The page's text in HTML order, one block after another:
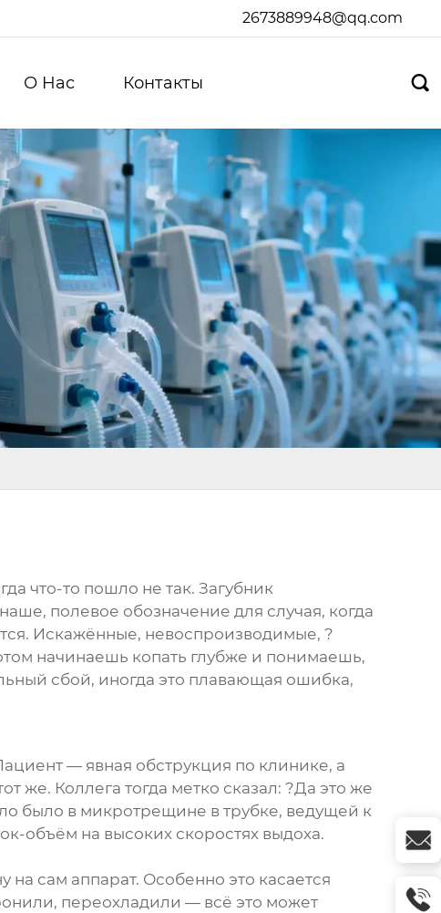
2673889948@qq.com
О Hас Контакты 
что-то пошло не так. Загубник
полевое обозначение для случая, когда
Искажённые, невоспроизводимые, ?
начинаешь копать глубже и понимаешь,
сбой, иногда это плавающая ошибка,
— явная обструкция по клинике, а
же. Коллега тогда метко сказал: ?Да это же
было в микротрещине в трубке, ведущей к
объём на высоких скоростях выдоха.
сам аппарат. Особенно это касается
переохладили — всё это может